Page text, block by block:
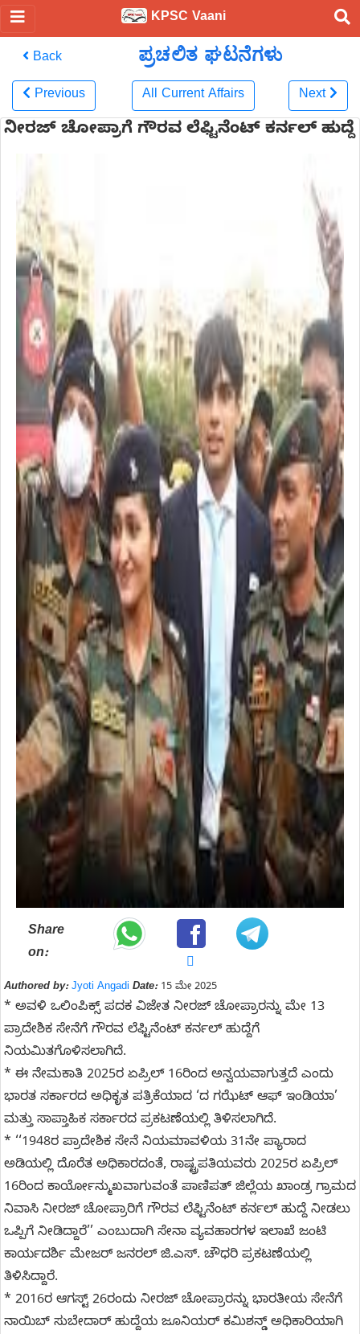
KPSC Vaani
Back ಪ್ರಚಲಿತ ಘಟನೆಗಳು
Previous All Current Affairs Next
ನೀರಜ್ ಚೋಪ್ರಾಗೆ ಗೌರವ ಲೆಫ್ಟಿನೆಂಟ್ ಕರ್ನಲ್ ಹುದ್ದೆ
Share
on:
Authored by: Jyoti Angadi Date:15 ಮೇ 2025
* ಅವಳಿ ಒಲಿಂಪಿಕ್ಸ್ ಪದಕ ವಿಜೇತ ನೀರಜ್ ಚೋಪ್ರಾರನ್ನು ಮೇ 13
ಪ್ರಾದೇಶಿಕ ಸೇನೆಗೆ ಗೌರವ ಲೆಫ್ಟಿನೆಂಟ್ ಕರ್ನಲ್ ಹುದ್ದೆಗೆ
ನಿಯಮಿತಗೊಳಿಸಲಾಗಿದೆ.
* ಈ ನೇಮಕಾತಿ 2025ರ ಏಪ್ರಿಲ್ 16ರಿಂದ ಅನ್ವಯವಾಗುತ್ತದೆ ಎಂದು
ಭಾರತ ಸರ್ಕಾರದ ಅಧಿಕೃತ ಪತ್ರಿಕೆಯಾದ ‘ದ ಗಝೆಟ್ ಆಫ್ ಇಂಡಿಯಾ’
ಮತ್ತು ಸಾಪ್ತಾಹಿಕ ಸರ್ಕಾರದ ಪ್ರಕಟಣೆಯಲ್ಲಿ ತಿಳಿಸಲಾಗಿದೆ.
* ‘‘1948ರ ಪ್ರಾದೇಶಿಕ ಸೇನೆ ನಿಯಮಾವಳಿಯ 31ನೇ ಪ್ಯಾರಾದ
ಅಡಿಯಲ್ಲಿ ದೊರೆತ ಅಧಿಕಾರದಂತೆ, ರಾಷ್ಟ್ರಪತಿಯವರು 2025ರ ಏಪ್ರಿಲ್
16ರಿಂದ ಕಾರ್ಯೋನ್ಮುಖವಾಗುವಂತೆ ಪಾಣಿಪತ್ ಜಿಲ್ಲೆಯ ಖಾಂಡ್ರ ಗ್ರಾಮದ
ನಿವಾಸಿ ನೀರಜ್ ಚೋಪ್ರಾರಿಗೆ ಗೌರವ ಲೆಫ್ಟಿನೆಂಟ್ ಕರ್ನಲ್ ಹುದ್ದೆ ನೀಡಲು
ಒಪ್ಪಿಗೆ ನೀಡಿದ್ದಾರೆ’’ ಎಂಬುದಾಗಿ ಸೇನಾ ವ್ಯವಹಾರಗಳ ಇಲಾಖೆ ಜಂಟಿ
ಕಾರ್ಯದರ್ಶಿ ಮೇಜರ್ ಜನರಲ್ ಜಿ.ಎಸ್. ಚೌಧರಿ ಪ್ರಕಟಣೆಯಲ್ಲಿ
ತಿಳಿಸಿದ್ದಾರೆ.
* 2016ರ ಆಗಸ್ಟ್ 26ರಂದು ನೀರಜ್ ಚೋಪ್ರಾರನ್ನು ಭಾರತೀಯ ಸೇನೆಗೆ
ನಾಯಿಬ್ ಸುಬೇದಾರ್ ಹುದ್ದೆಯ ಜೂನಿಯರ್ ಕಮಿಶನ್ಡ್ ಅಧಿಕಾರಿಯಾಗಿ